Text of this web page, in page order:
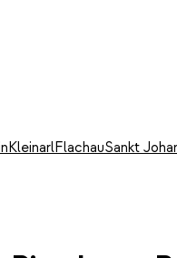
KleinarlFlachauSankt